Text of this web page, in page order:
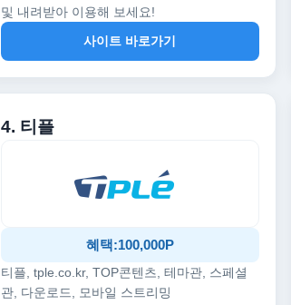
및 내려받아 이용해 보세요!
사이트 바로가기
4. 티플
혜택:100,000P
티플, tple.co.kr, TOP콘텐츠, 테마관, 스페셜
관, 다운로드, 모바일 스트리밍